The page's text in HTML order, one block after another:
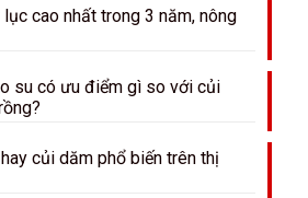
cao nhất trong 3 năm, nông
su có ưu điểm gì so với củi
củi dăm phổ biến trên thị